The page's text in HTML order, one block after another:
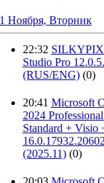
Ноября, Вторник
22:32 SILKYPIX
Studio Pro
(RUS/ENG) (0)
20:41 Microsoft
2024
Standard + Visio
(2025.11) (0)